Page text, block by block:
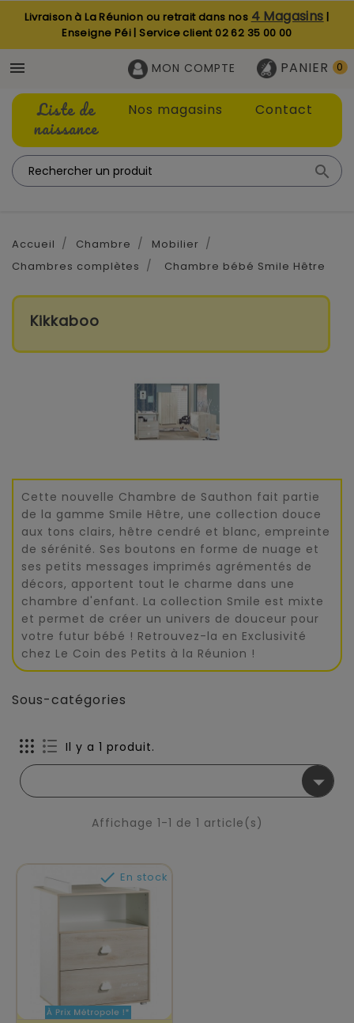
Livraison à La Réunion ou retrait dans nos 4 Magasins |
Enseigne Péi | Service client02 62 35 00 00
 PANIER 0
MON COMPTE
Liste de
naissance
Nos magasins Contact

Accueil Chambre
Mobilier
Chambres complètes
Chambre bébé Smile Hêtre
Kikkaboo
Cette nouvelle Chambre de Sauthon fait partie
de la gamme Smile Hêtre, une collection douce
aux tons clairs, hêtre cendré et blanc, empreinte
de sérénité. Ses boutons en forme de nuage et
ses petits messages imprimés agrémentés de
décors, apportent tout le charme dans une
chambre d'enfant. La collection Smile est mixte
et permet de créer un univers de douceur pour
votre futur bébé ! Retrouvez-la en Exclusivité
chez Le Coin des Petits à la Réunion !
Sous-catégories
Il y a 1 produit.

Affichage 1-1 de 1 article(s)
 En stock